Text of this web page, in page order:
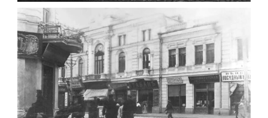
Фото Житомира період
до 1917 року
Leave a comment